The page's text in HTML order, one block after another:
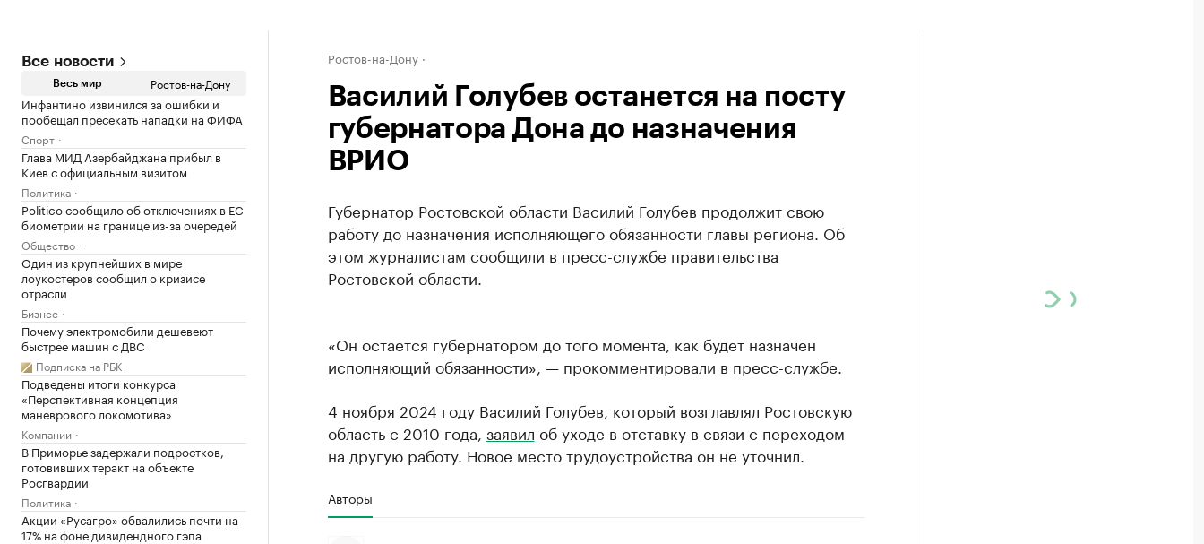
Все новости
Весь мир Ростов-на-Дону
Инфантино извинился за ошибки и
пообещал пресекать нападки на ФИФА
Спорт
Глава МИД Азербайджана прибыл в
Киев с официальным визитом
Политика
Politico сообщило об отключениях в ЕС
биометрии на границе из-за очередей
Общество
Один из крупнейших в мире
лоукостеров сообщил о кризисе
отрасли
Бизнес
Почему электромобили дешевеют
быстрее машин с ДВС
Подписка на РБК
Подведены итоги конкурса
«Перспективная концепция
маневрового локомотива»
Компании
В Приморье задержали подростков,
готовивших теракт на объекте
Росгвардии
Политика
Акции «Русагро» обвалились почти на
17% на фоне дивидендного гэпа
Ростов-на-Дону
Василий Голубев останется на посту
губернатора Дона до назначения
ВРИО
Губернатор Ростовской области Василий Голубев продолжит свою
работу до назначения исполняющего обязанности главы региона. Об
этом журналистам сообщили в пресс-службе правительства
Ростовской области.
«Он остается губернатором до того момента, как будет назначен
исполняющий обязанности», — прокомментировали в пресс-службе.
4 ноября 2024 году Василий Голубев, который возглавлял Ростовскую
область с 2010 года, заявил об уходе в отставку в связи с переходом
на другую работу. Новое место трудоустройства он не уточнил.
Авторы